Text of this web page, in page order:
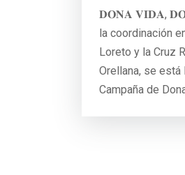
𝐃𝐎𝐍𝐀 𝐕𝐈𝐃𝐀,
la coordinación
Loreto y la Cruz
Orellana, se está
Campaña de